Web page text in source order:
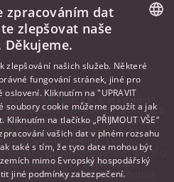
IVF Clinic a.s., která patří do
Nová Ulice, Horní lán 1328/6,
rejstříku vedeném u Krajského
Společnost přestala být s
koncernu SYNBIOL, a to na
– společnosti SynBiol, a.s., IČO
koncernu není k danému datu
či nepřímo ovládané již nebudou
ENGLISH
ITALIAN
zpracováním dat
zlepšovat naše
Děkujeme.
zlepšování našich služeb. Některé
fungování stránek, jiné pro
Kliknutím na "UPRAVIT
soubory cookie můžeme použít a jak
na tlačítko „PŘIJMOUT VŠE“
vašich dat v plném rozsahu
také s tím, že tyto data mohou být
mimo Evropský hospodářský
jiné podmínky zabezpečení.